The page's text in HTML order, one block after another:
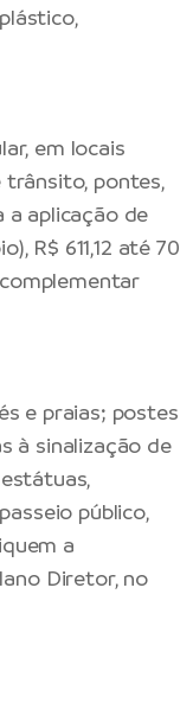
em locais
trânsito, pontes,
a aplicação de
R$ 611,12 até 70
e praias; postes
à sinalização de
público,
a
Diretor, no